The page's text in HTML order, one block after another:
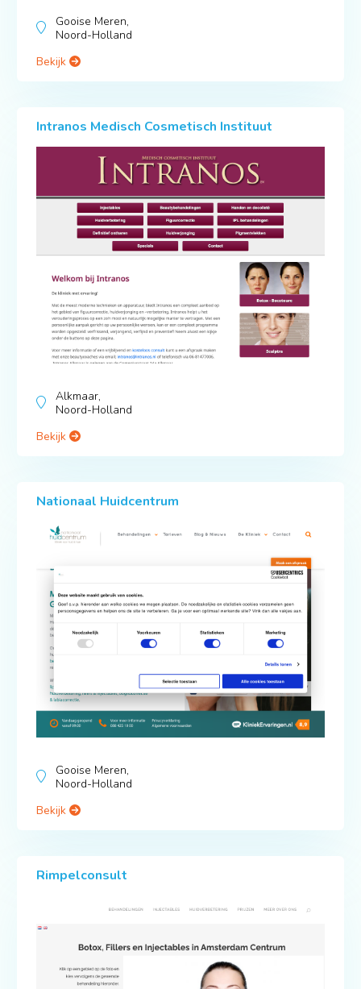
Gooise Meren,
Noord-Holland
Bekijk
Intranos Medisch Cosmetisch Instituut
Alkmaar,
Noord-Holland
Bekijk
Nationaal Huidcentrum
Gooise Meren,
Noord-Holland
Bekijk
Rimpelconsult